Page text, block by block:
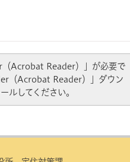
（Acrobat Reader）」が必要で
（Acrobat Reader）」ダウン
ルしてください。